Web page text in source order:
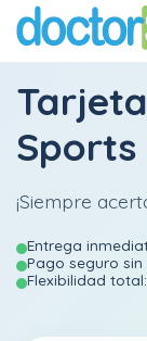
¡Siempre
Entrega
Pago seguro
Flexibilidad